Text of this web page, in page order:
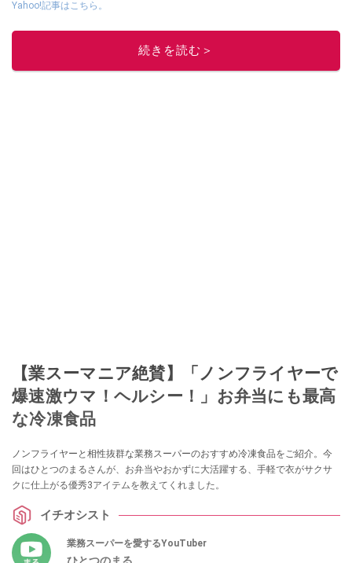
Yahoo!記事はこちら。
このイチオシストの他の記事を読む
続きを読む＞
【業スーマニア絶賛】「ノンフライヤーで
爆速激ウマ！ヘルシー！」お弁当にも最高
な冷凍食品
ノンフライヤーと相性抜群な業務スーパーのおすすめ冷凍食品をご紹介。今
回はひとつのまるさんが、お弁当やおかずに大活躍する、手軽で衣がサクサ
クに仕上がる優秀3アイテムを教えてくれました。
イチオシスト
業務スーパーを愛するYouTuber